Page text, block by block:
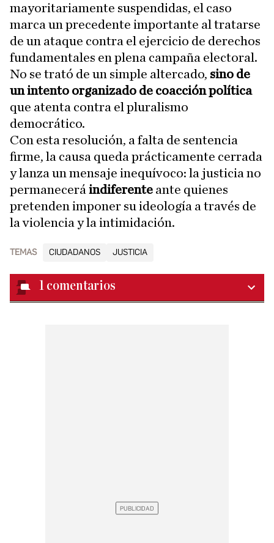
mayoritariamente suspendidas, el caso
marca un precedente importante al tratarse
de un ataque contra el ejercicio de derechos
fundamentales en plena campaña electoral.
No se trató de un simple altercado, sino de
un intento organizado de coacción política
que atenta contra el pluralismo
democrático.
Con esta resolución, a falta de sentencia
firme, la causa queda prácticamente cerrada
y lanza un mensaje inequívoco: la justicia no
permanecerá indiferente ante quienes
pretenden imponer su ideología a través de
la violencia y la intimidación.
TEMAS CIUDADANOS JUSTICIA
1 comentarios